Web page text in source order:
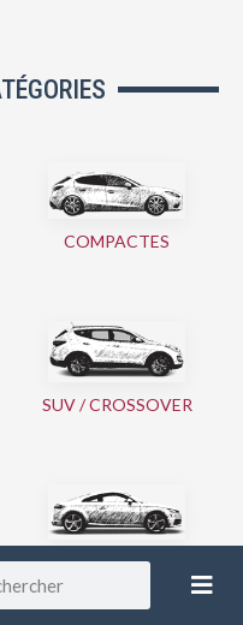
COMPACTES
SUV / CROSSOVER
COUPÉS